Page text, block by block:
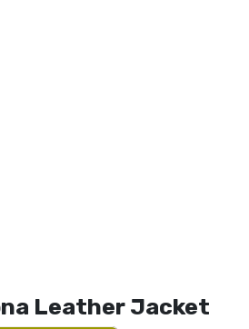
Leather Jacket